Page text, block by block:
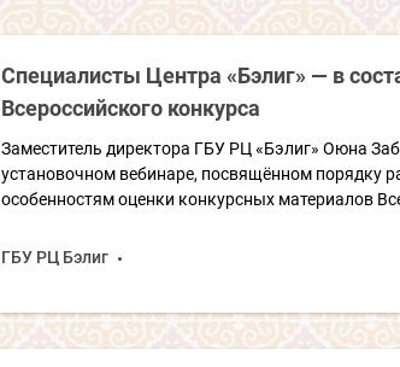
Специалисты Центра «Бэлиг» — в
Всероссийского конкурса
Заместитель директора ГБУ РЦ «Бэлиг» Оюна
установочном вебинаре, посвящённом порядку
особенностям оценки конкурсных материалов
ГБУ РЦ Бэлиг